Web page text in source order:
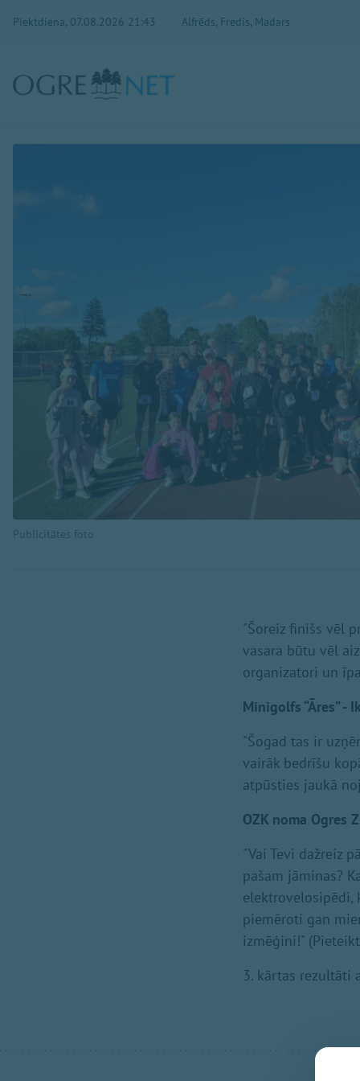
Piektdiena, 07.08.2026 21:43 Alfrēds, Fredis, Madars
Publicitātes foto
"Šoreiz finišs vēl
vasara būtu vēl
organizatori un
Minigolfs “Āres” -
"Šogad tas ir
vairāk bedrīšu
atpūsties jaukā
OZK noma Ogres
"Vai Tevi dažreiz
pašam jāminas?
elektrovelosipēdi,
piemēroti gan
izmēģini!"
3. kārtas rezultāti